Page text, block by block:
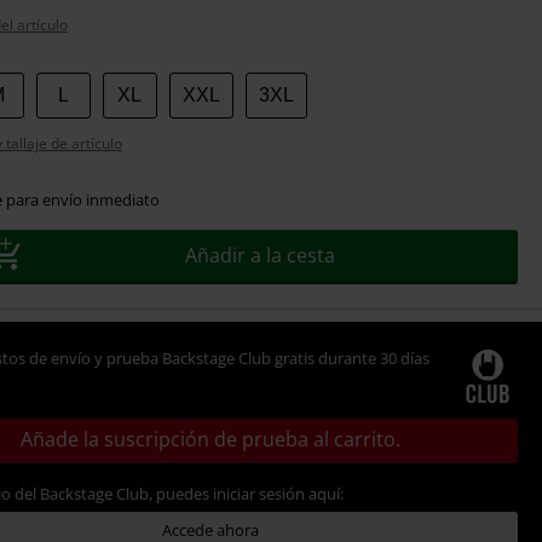
artículo
XL XXL 3XL
tallaje de artículo
para envío inmediato
Añadir a la cesta
de envío y prueba Backstage Club gratis durante 30 días
Añade la suscripción de prueba al carrito.
del Backstage Club, puedes iniciar sesión aquí:
Accede ahora